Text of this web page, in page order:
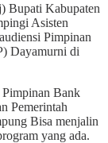
Bupati Kabupaten
Asisten
Pimpinan
Dayamurni di
Bank
Pemerintah
Bisa menjalin
yang ada.